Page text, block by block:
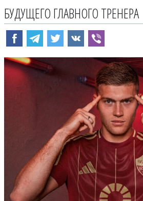
БУДУЩЕГО ГЛАВНОГО ТРЕНЕРА